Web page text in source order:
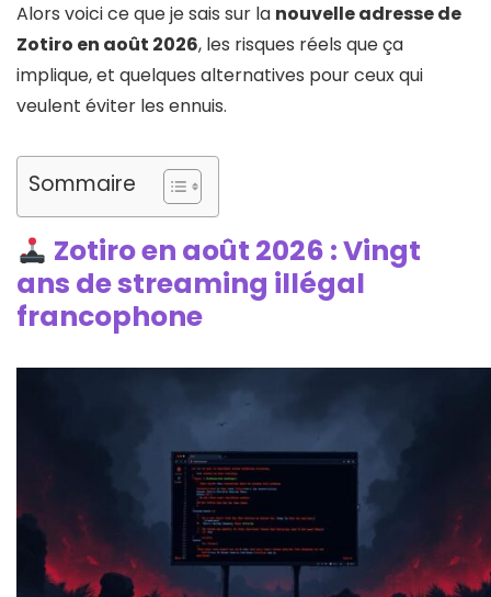
Alors voici ce que je sais sur la nouvelle adresse de
Zotiro en août 2026, les risques réels que ça
implique, et quelques alternatives pour ceux qui
veulent éviter les ennuis.
Sommaire
Zotiro en août 2026 : Vingt
ans de streaming illégal
francophone